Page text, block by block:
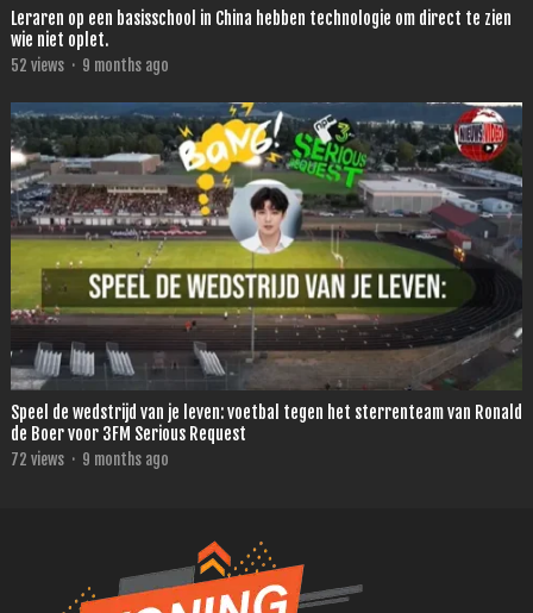
Leraren op een basisschool in China hebben technologie om direct te zien
wie niet oplet.
52 views · 9 months ago
Speel de wedstrijd van je leven: voetbal tegen het sterrenteam van Ronald
de Boer voor 3FM Serious Request
72 views · 9 months ago